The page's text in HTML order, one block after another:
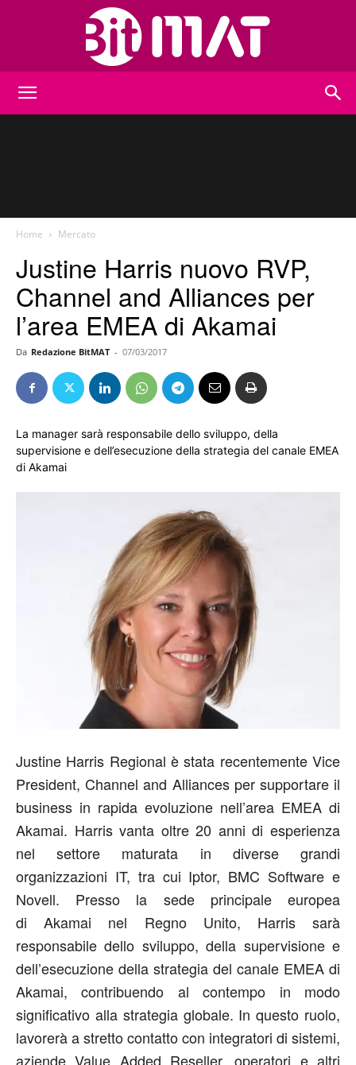
Home Mercato
Justine Harris nuovo RVP,
Channel and Alliances per
l’area EMEA di Akamai
Da Redazione BitMAT - 07/03/2017
La manager sarà responsabile dello sviluppo, della
supervisione e dell’esecuzione della strategia del canale EMEA
di Akamai
Justine Harris Regional è stata recentemente Vice
President, Channel and Alliances per supportare il
business in rapida evoluzione nell’area EMEA di
Akamai. Harris vanta oltre 20 anni di esperienza
nel settore maturata in diverse grandi
organizzazioni IT, tra cui Iptor, BMC Software e
Novell. Presso la sede principale europea
di Akamai nel Regno Unito, Harris sarà
responsabile dello sviluppo, della supervisione e
dell’esecuzione della strategia del canale EMEA di
Akamai, contribuendo al contempo in modo
significativo alla strategia globale. In questo ruolo,
lavorerà a stretto contatto con integratori di sistemi,
aziende Value Added Reseller, operatori e altri